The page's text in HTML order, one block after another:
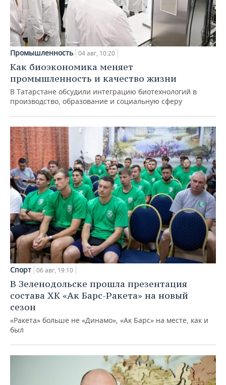
Промышленность 04 авг, 10:20
Как биоэкономика меняет
промышленность и качество жизни
В Татарстане обсудили интеграцию биотехнологий в
производство, образование и социальную сферу
Спорт 06 авг, 19:10
В Зеленодольске прошла презентация
состава ХК «Ак Барс-Ракета» на новый
сезон
«Ракета» больше не «Динамо», «Ак Барс» на месте, как и
был